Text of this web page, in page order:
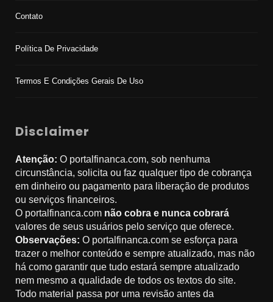
Contato
Política De Privacidade
Termos E Condições Gerais De Uso
Disclaimer
Atenção: O portalfinanca.com, sob nenhuma
circunstância, solicita ou faz qualquer tipo de cobrança
em dinheiro ou pagamento para liberação de produtos
ou serviços financeiros.
O portalfinanca.com não cobra e nunca cobrará
valores de seus usuários pelo serviço que oferece.
Observações: O portalfinanca.com se esforça para
trazer o melhor conteúdo e sempre atualizado, mas não
há como garantir que tudo estará sempre atualizado
nem mesmo a qualidade de todos os textos do site.
Todo material passa por uma revisão antes da